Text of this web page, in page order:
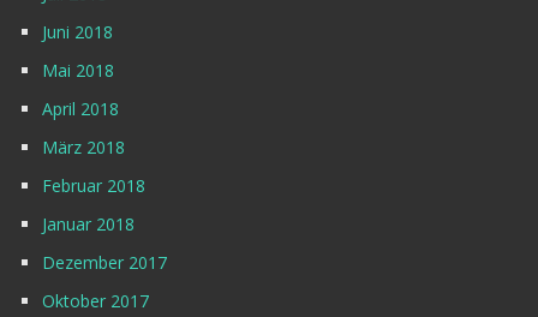
Juni 2018
Mai 2018
April 2018
März 2018
Februar 2018
Januar 2018
Dezember 2017
Oktober 2017